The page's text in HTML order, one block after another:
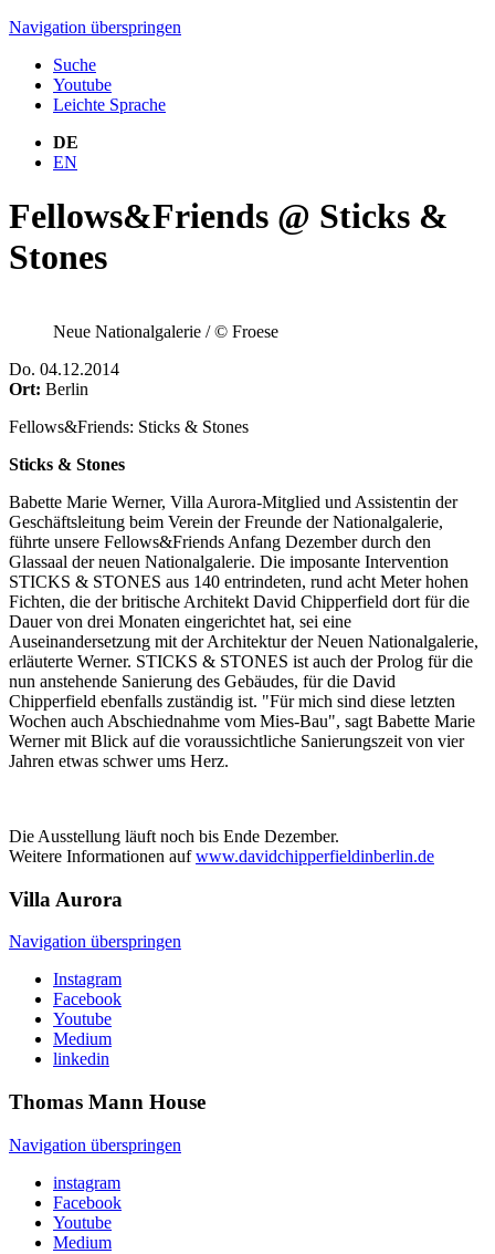
Navigation überspringen
Suche
Youtube
Leichte Sprache
DE
EN
Fellows&Friends @ Sticks &
Stones
Neue Nationalgalerie / © Froese
Do. 04.12.2014
Ort: Berlin
Fellows&Friends: Sticks & Stones
Sticks & Stones
Babette Marie Werner, Villa Aurora-Mitglied und Assistentin der
Geschäftsleitung beim Verein der Freunde der Nationalgalerie,
führte unsere Fellows&Friends Anfang Dezember durch den
Glassaal der neuen Nationalgalerie. Die imposante Intervention
STICKS & STONES aus 140 entrindeten, rund acht Meter hohen
Fichten, die der britische Architekt David Chipperfield dort für die
Dauer von drei Monaten eingerichtet hat, sei eine
Auseinandersetzung mit der Architektur der Neuen Nationalgalerie,
erläuterte Werner. STICKS & STONES ist auch der Prolog für die
nun anstehende Sanierung des Gebäudes, für die David
Chipperfield ebenfalls zuständig ist. "Für mich sind diese letzten
Wochen auch Abschiednahme vom Mies-Bau", sagt Babette Marie
Werner mit Blick auf die voraussichtliche Sanierungszeit von vier
Jahren etwas schwer ums Herz.
Die Ausstellung läuft noch bis Ende Dezember.
Weitere Informationen aufwww.davidchipperfieldinberlin.de
Villa Aurora
Navigation überspringen
Instagram
Facebook
Youtube
Medium
linkedin
Thomas Mann House
Navigation überspringen
instagram
Facebook
Youtube
Medium